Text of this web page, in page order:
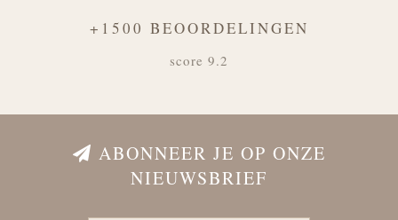
+1500 BEOORDELINGEN
score 9.2
ABONNEER JE OP ONZE
NIEUWSBRIEF